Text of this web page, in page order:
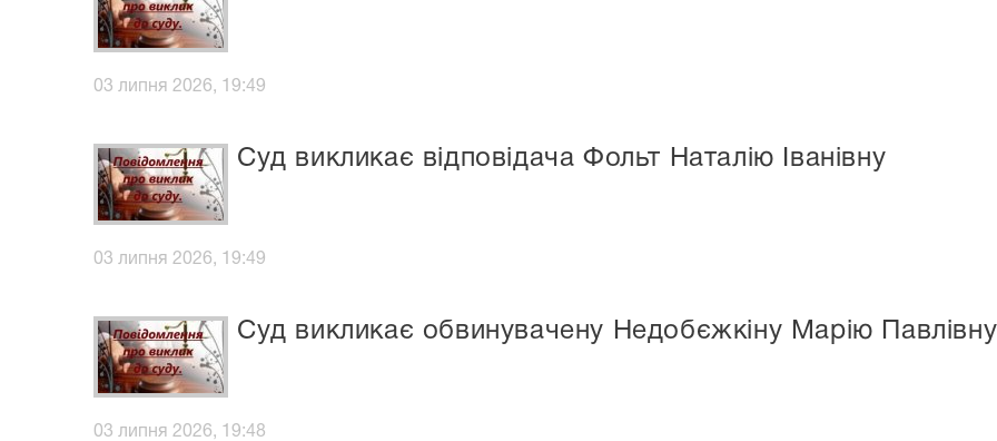
03 липня 2026, 19:49
Суд викликає відповідача Фольт Наталію Іванівну
03 липня 2026, 19:49
Суд викликає обвинувачену Недобєжкіну Марію Павлівну
03 липня 2026, 19:48